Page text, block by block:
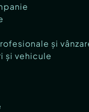
și
și vehicule